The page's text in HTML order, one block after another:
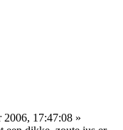
2006, 17:47:08 »